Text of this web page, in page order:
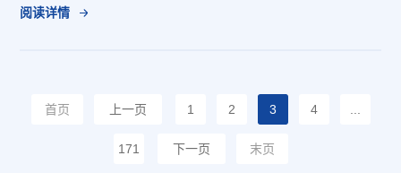
阅读详情
首页 上一页 1 2 3 4 ...
171 下一页 末页